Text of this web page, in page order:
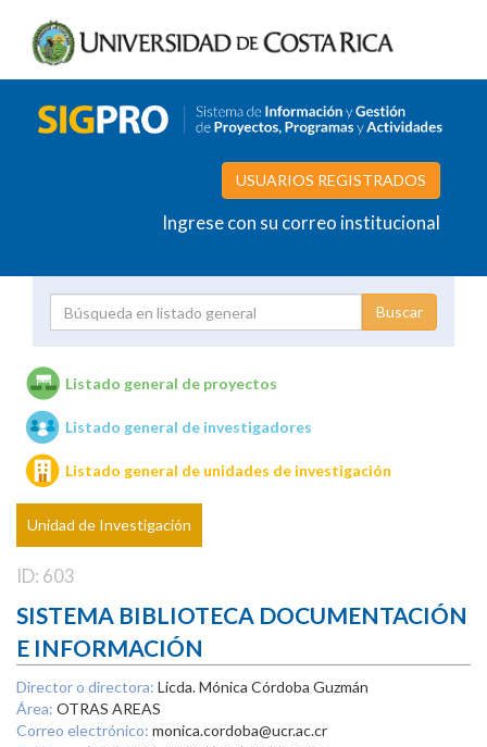
USUARIOS REGISTRADOS
Ingrese con su correo institucional
Unidades de investigación
Listado general de proyectos
Listado general de investigadores
Listado general de unidades de investigación
Unidad de Investigación
ID: 603
SISTEMA BIBLIOTECA DOCUMENTACIÓN
E INFORMACIÓN
Director o directora: Licda. Mónica Córdoba Guzmán
Área: OTRAS AREAS
Correo electrónico: monica.cordoba@ucr.ac.cr